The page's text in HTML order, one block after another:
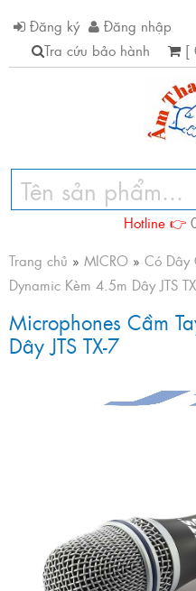
Đăng ký
Đăng nhập
Tra cứu bảo hành
[
Hotline 👉
Trang chủ » MICRO » Có Dây
Dynamic Kèm 4.5m Dây JTS
Microphones Cầm
Dây JTS TX-7